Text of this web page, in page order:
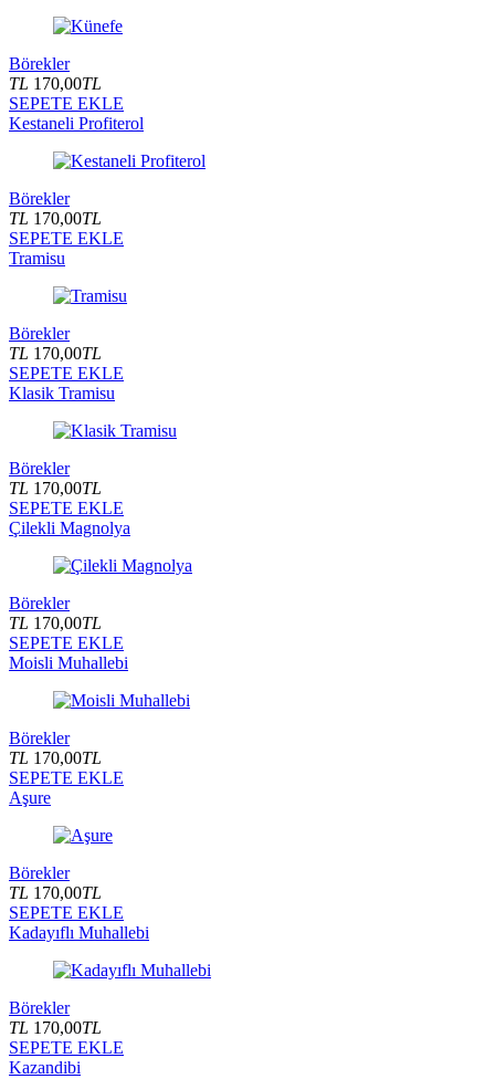
Börekler
TL 170,00TL
SEPETE EKLE
Kestaneli Profiterol
Börekler
TL 170,00TL
SEPETE EKLE
Tramisu
Börekler
TL 170,00TL
SEPETE EKLE
Klasik Tramisu
Börekler
TL 170,00TL
SEPETE EKLE
Çilekli Magnolya
Börekler
TL 170,00TL
SEPETE EKLE
Moisli Muhallebi
Börekler
TL 170,00TL
SEPETE EKLE
Aşure
Börekler
TL 170,00TL
SEPETE EKLE
Kadayıflı Muhallebi
Börekler
TL 170,00TL
SEPETE EKLE
Kazandibi